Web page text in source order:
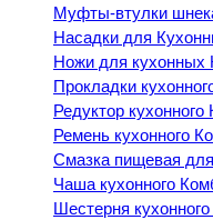
Муфты-втулки
Насадки для
Ножи для кухонных
Прокладки
Редуктор
Ремень кухонного
Смазка пищевая
Чаша кухонного
Шестерня